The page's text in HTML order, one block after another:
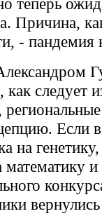
теперь
Причина,
- пандемия
следует
Если
на
вернулись